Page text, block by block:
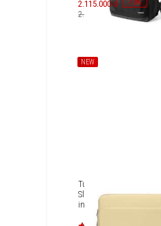
2.115.000 đ -10%
2.350.000 đ
NEW
Túi chống sốc Tomtoc
Sleeve Bag for iPad
inches A18B3